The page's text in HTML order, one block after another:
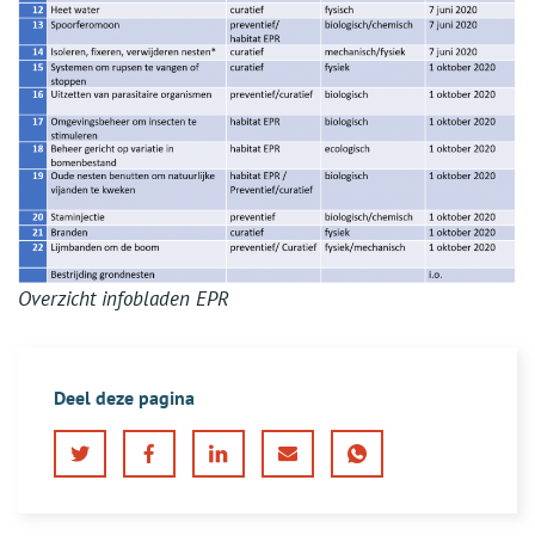
Overzicht infobladen EPR
Deel deze pagina
Twitter FacebookLinkedInE-
WhatsApp